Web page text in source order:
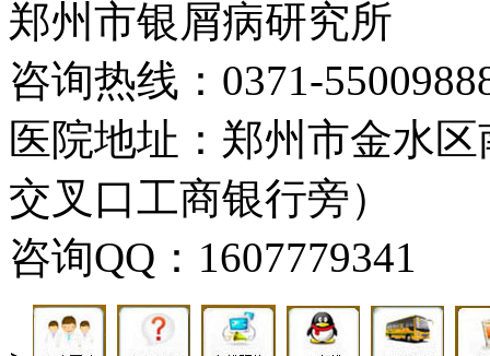
郑州市银屑病研究所
咨询热线：0371-
医院地址：郑州市金水
交叉口工商银行旁）
咨询QQ：1607779341